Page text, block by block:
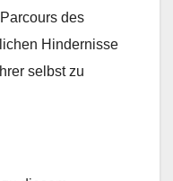
des
Hindernisse
selbst zu